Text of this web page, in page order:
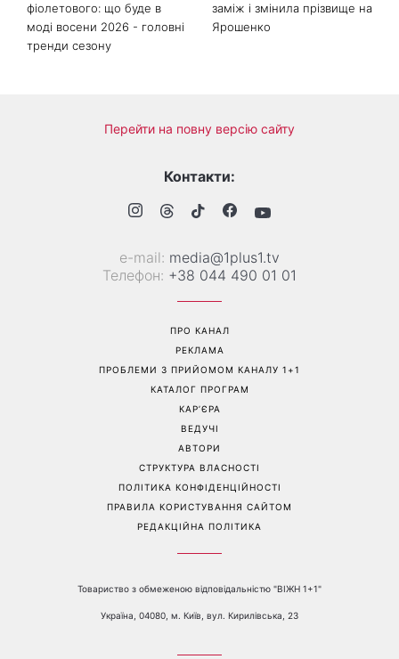
фіолетового: що буде в
моді восени 2026 - головні
тренди сезону
заміж і змінила прізвище на
Ярошенко
Перейти на повну версію сайту
Контакти:
е-mail: media@1plus1.tv
Телефон: +38 044 490 01 01
ПРО КАНАЛ
РЕКЛАМА
ПРОБЛЕМИ З ПРИЙОМОМ КАНАЛУ 1+1
КАТАЛОГ ПРОГРАМ
КАР’ЄРА
ВЕДУЧІ
АВТОРИ
СТРУКТУРА ВЛАСНОСТІ
ПОЛІТИКА КОНФІДЕНЦІЙНОСТІ
ПРАВИЛА КОРИСТУВАННЯ САЙТОМ
РЕДАКЦІЙНА ПОЛІТИКА
Товариство з обмеженою відповідальністю "ВІЖН 1+1"
Україна, 04080, м. Київ, вул. Кирилівська, 23